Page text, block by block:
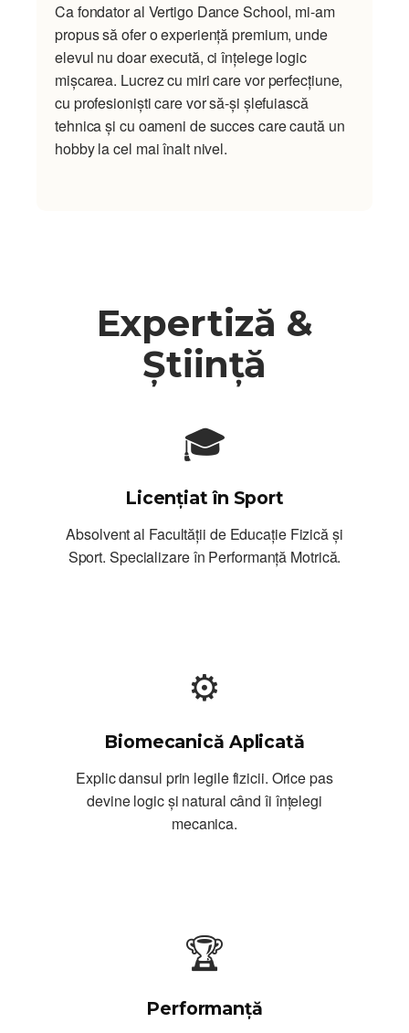
Ca fondator al Vertigo Dance School, mi-am
propus să ofer o experiență premium, unde
elevul nu doar execută, ci înțelege logic
mișcarea. Lucrez cu miri care vor perfecțiune,
cu profesioniști care vor să-și șlefuiască
tehnica și cu oameni de succes care caută un
hobby la cel mai înalt nivel.
Expertiză &
Știință
🎓
Licențiat în Sport
Absolvent al Facultății de Educație Fizică și
Sport. Specializare în Performanță Motrică.
⚙️
Biomecanică Aplicată
Explic dansul prin legile fizicii. Orice pas
devine logic și natural când îi înțelegi
mecanica.
🏆
Performanță